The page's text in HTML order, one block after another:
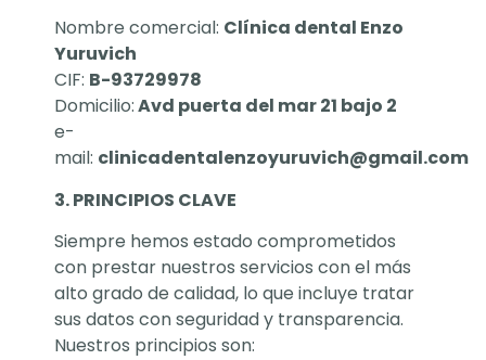
Nombre comercial: Clínica dental Enzo
Yuruvich
CIF: B-93729978
Domicilio:Avd puerta del mar 21 bajo 2
e-
mail: clinicadentalenzoyuruvich@gmail.com
3. PRINCIPIOS CLAVE
Siempre hemos estado comprometidos
con prestar nuestros servicios con el más
alto grado de calidad, lo que incluye tratar
sus datos con seguridad y transparencia.
Nuestros principios son: